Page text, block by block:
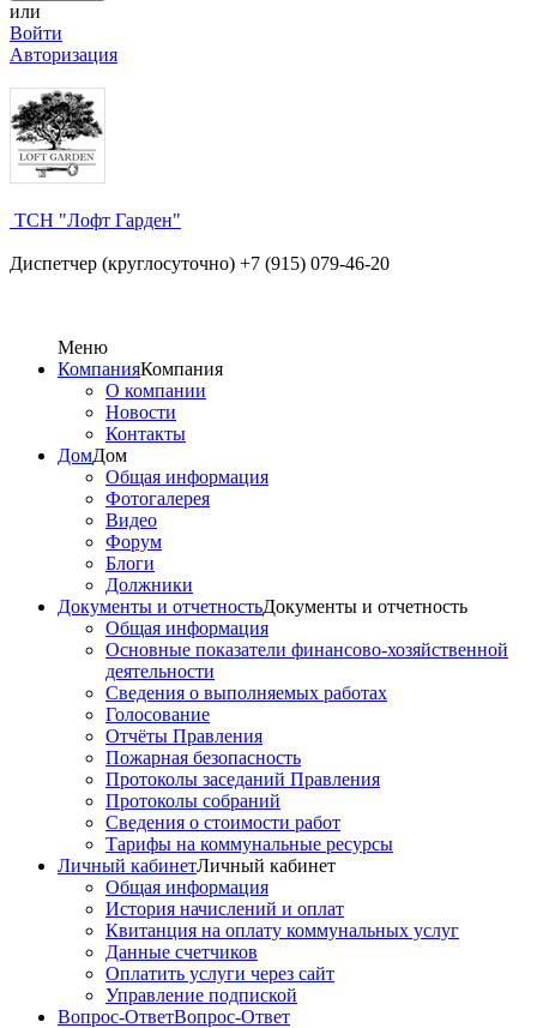
или
Войти
Авторизация
ТСН "Лофт Гарден"
Диспетчер (круглосуточно) +7 (915) 079-46-20
Меню
КомпанияКомпания
О компании
Новости
Контакты
ДомДом
Общая информация
Фотогалерея
Видео
Форум
Блоги
Должники
Документы и отчетностьДокументы и отчетность
Общая информация
Основные показатели финансово-хозяйственной
деятельности
Сведения о выполняемых работах
Голосование
Отчёты Правления
Пожарная безопасность
Протоколы заседаний Правления
Протоколы собраний
Сведения о стоимости работ
Тарифы на коммунальные ресурсы
Личный кабинетЛичный кабинет
Общая информация
История начислений и оплат
Квитанция на оплату коммунальных услуг
Данные счетчиков
Оплатить услуги через сайт
Управление подпиской
Вопрос-ОтветВопрос-Ответ